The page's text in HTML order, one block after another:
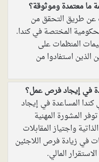
ما معتمدة وموثوقة؟
عن طريق التحقق من
المختصة في كندا.
المنظمات على
الذين استفادوا من
في إيجاد فرص عمل؟
المساعدة في إيجاد
المشورة المهنية
واجتياز المقابلات
في زيادة فرص اللاجئين
المالي.